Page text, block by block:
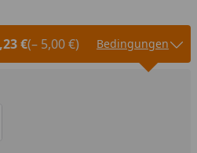
€(– 5,00 €) Bedingungen
verringern
manuell eingeben
um eins erhöhen